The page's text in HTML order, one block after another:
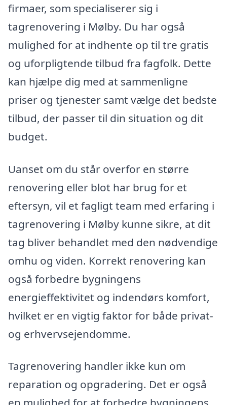
firmaer, som specialiserer sig i
tagrenovering i Mølby. Du har også
mulighed for at indhente op til tre gratis
og uforpligtende tilbud fra fagfolk. Dette
kan hjælpe dig med at sammenligne
priser og tjenester samt vælge det bedste
tilbud, der passer til din situation og dit
budget.
Uanset om du står overfor en større
renovering eller blot har brug for et
eftersyn, vil et fagligt team med erfaring i
tagrenovering i Mølby kunne sikre, at dit
tag bliver behandlet med den nødvendige
omhu og viden. Korrekt renovering kan
også forbedre bygningens
energieffektivitet og indendørs komfort,
hvilket er en vigtig faktor for både privat-
og erhvervsejendomme.
Tagrenovering handler ikke kun om
reparation og opgradering. Det er også